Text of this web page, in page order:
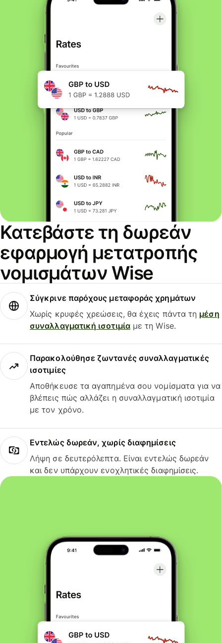
Κατεβάστε τη δωρεάν
εφαρμογή μετατροπής
νομισμάτων Wise
Σύγκρινε παρόχους μεταφοράς χρημάτων
Χωρίς κρυφές χρεώσεις, θα έχεις πάντα τη μέση
συναλλαγματική ισοτιμίαμε τη Wise.
Παρακολούθησε ζωντανές συναλλαγματικές
ισοτιμίες
Αποθήκευσε τα αγαπημένα σου νομίσματα για να
βλέπεις πώς αλλάζει η συναλλαγματική ισοτιμία
με τον χρόνο.
Εντελώς δωρεάν, χωρίς διαφημίσεις
Λήψη σε δευτερόλεπτα. Είναι εντελώς δωρεάν
και δεν υπάρχουν ενοχλητικές διαφημίσεις.